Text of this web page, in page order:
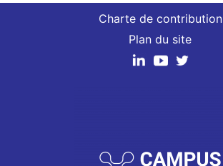
Charte de contribution
Plan du site